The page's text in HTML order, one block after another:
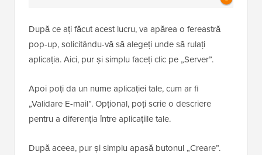
După ce ați făcut acest lucru, va apărea o fereastră
pop-up, solicitându-vă să alegeți unde să rulați
aplicația. Aici, pur și simplu faceți clic pe „Server”.
Apoi poți da un nume aplicației tale, cum ar fi
„Validare E-mail”. Opțional, poți scrie o descriere
pentru a diferenția între aplicațiile tale.
După aceea, pur și simplu apasă butonul „Creare”.